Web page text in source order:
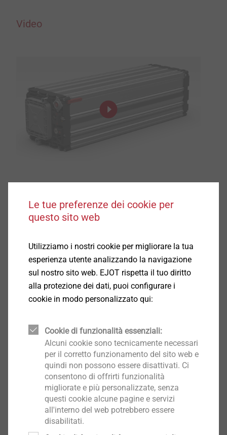
Video
al +39 049 986 9000 o ad
Le tue preferenze dei cookie per
questo sito web
Utilizziamo i nostri cookie per migliorare la tua
esperienza utente analizzando la navigazione
sul nostro sito web. EJOT rispetta il tuo diritto
alla protezione dei dati, puoi configurare i
cookie in modo personalizzato qui:
Cookie di funzionalità essenziali:
Alcuni cookie sono tecnicamente necessari
per il corretto funzionamento del sito web e
quindi non possono essere disattivati. Ci
consentono di offrirti funzionalità
migliorate e più personalizzate, senza
questi cookie alcune pagine e servizi
all'interno del web potrebbero essere
disabilitati.